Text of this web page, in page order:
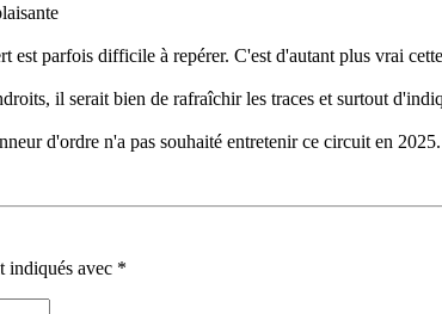
parfois difficile à repérer. C'est d'autant plus vrai
il serait bien de rafraîchir les traces et surtout
d'ordre n'a pas souhaité entretenir ce circuit en
indiqués avec *